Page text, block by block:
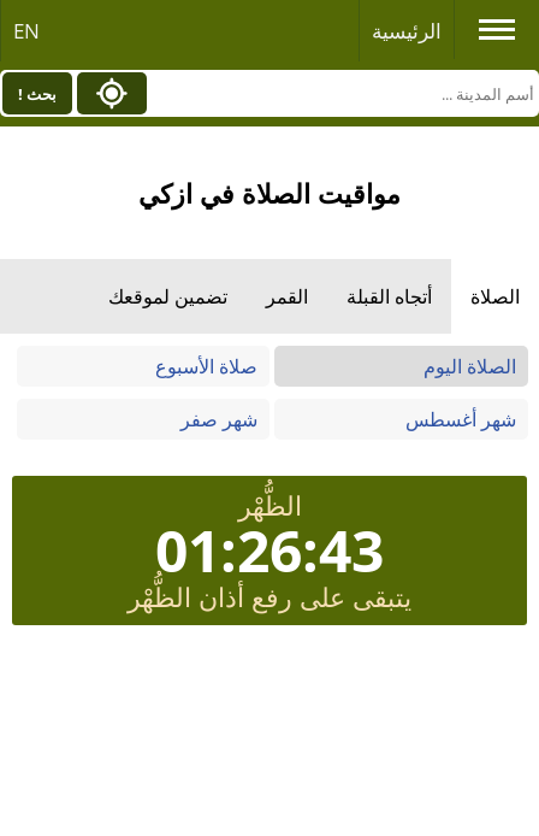
الرئيسية EN
بحث !
مواقيت الصلاة في ازكي
الصلاة أتجاه القبلة القمر تضمين لموقعك
الصلاة اليوم
صلاة الأسبوع
شهر أغسطس
شهر صفر
الظُّهْر
01:26:43
يتبقى على رفع أذان الظُّهْر